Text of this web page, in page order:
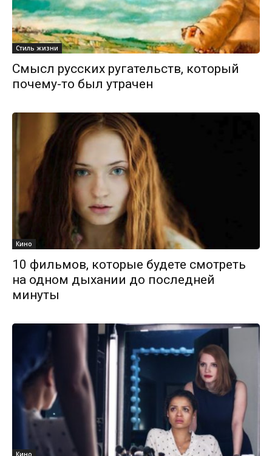
Стиль жизни
Смысл русских ругательств, который
почему-то был утрачен
Кино
10 фильмов, которые будете смотреть
на одном дыхании до последней
минуты
Кино